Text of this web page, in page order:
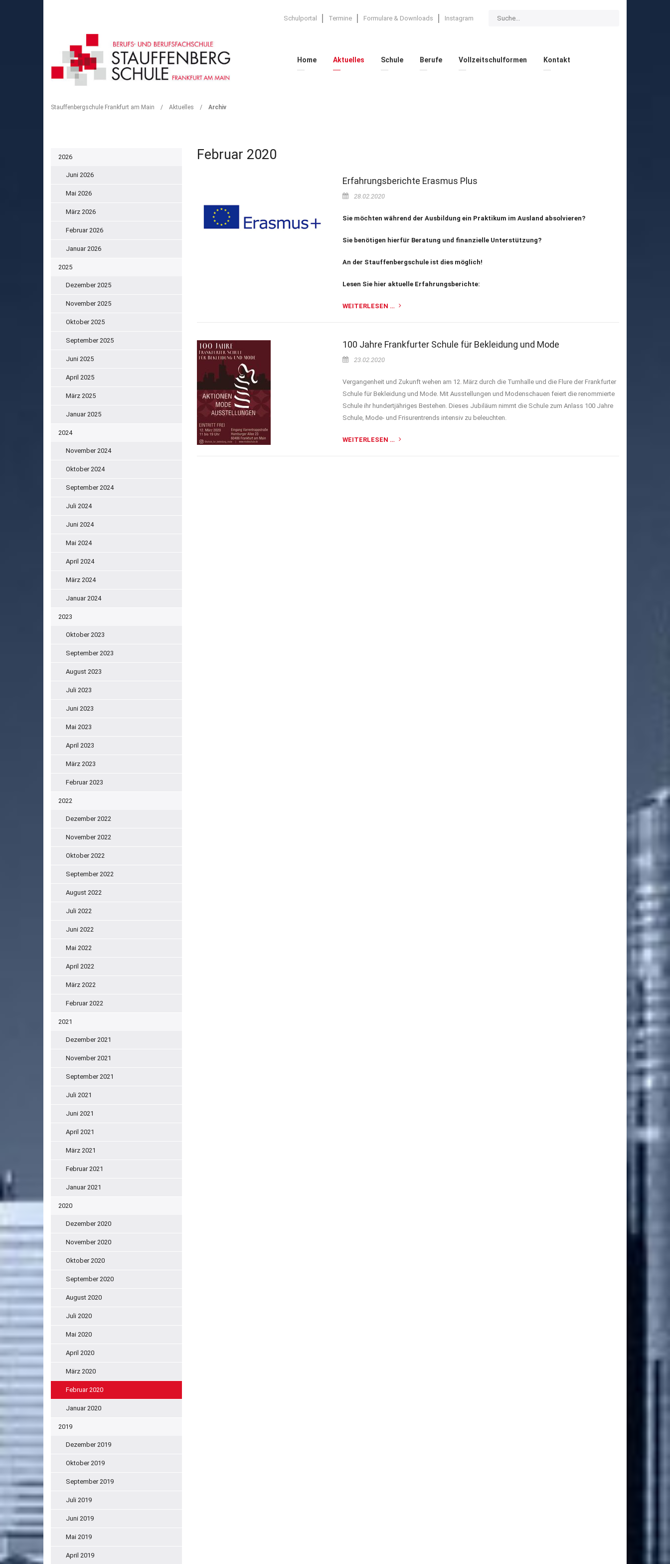
Schulportal Termine Formulare & Downloads Instagram
Home Aktuelles Schule Berufe Vollzeitschulformen Kontakt
Stauffenbergschule Frankfurt am Main / Aktuelles / Archiv
2026
Juni 2026
Mai 2026
März 2026
Februar 2026
Januar 2026
2025
Dezember 2025
November 2025
Oktober 2025
September 2025
Juni 2025
April 2025
März 2025
Januar 2025
2024
November 2024
Oktober 2024
September 2024
Juli 2024
Juni 2024
Mai 2024
April 2024
März 2024
Januar 2024
2023
Oktober 2023
September 2023
August 2023
Juli 2023
Juni 2023
Mai 2023
April 2023
März 2023
Februar 2023
2022
Dezember 2022
November 2022
Oktober 2022
September 2022
August 2022
Juli 2022
Juni 2022
Mai 2022
April 2022
März 2022
Februar 2022
2021
Dezember 2021
November 2021
September 2021
Juli 2021
Juni 2021
April 2021
März 2021
Februar 2021
Januar 2021
2020
Dezember 2020
November 2020
Oktober 2020
September 2020
August 2020
Juli 2020
Mai 2020
April 2020
März 2020
Februar 2020
Januar 2020
2019
Dezember 2019
Oktober 2019
September 2019
Juli 2019
Juni 2019
Mai 2019
April 2019
Februar 2020
Erfahrungsberichte Erasmus Plus
28.02.2020
Sie möchten während der Ausbildung ein Praktikum im Ausland absolvieren?
Sie benötigen hierfür Beratung und finanzielle Unterstützung?
An der Stauffenbergschule ist dies möglich!
Lesen Sie hier aktuelle Erfahrungsberichte:
WEITERLESEN …
100 Jahre Frankfurter Schule für Bekleidung und Mode
23.02.2020
Vergangenheit und Zukunft wehen am 12. März durch die Turnhalle und die Flure der Frankfurter
Schule für Bekleidung und Mode. Mit Ausstellungen und Modenschauen feiert die renommierte
Schule ihr hundertjähriges Bestehen. Dieses Jubiläum nimmt die Schule zum Anlass 100 Jahre
Schule, Mode- und Frisurentrends intensiv zu beleuchten.
WEITERLESEN …